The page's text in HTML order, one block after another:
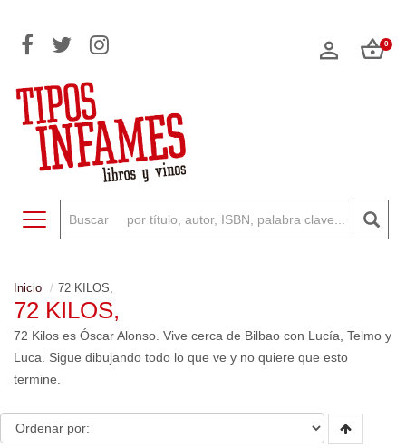
0
Toggle navigation
Inicio 72 KILOS,
72 KILOS,
72 Kilos es Óscar Alonso. Vive cerca de Bilbao con Lucía, Telmo y
Luca. Sigue dibujando todo lo que ve y no quiere que esto
termine.